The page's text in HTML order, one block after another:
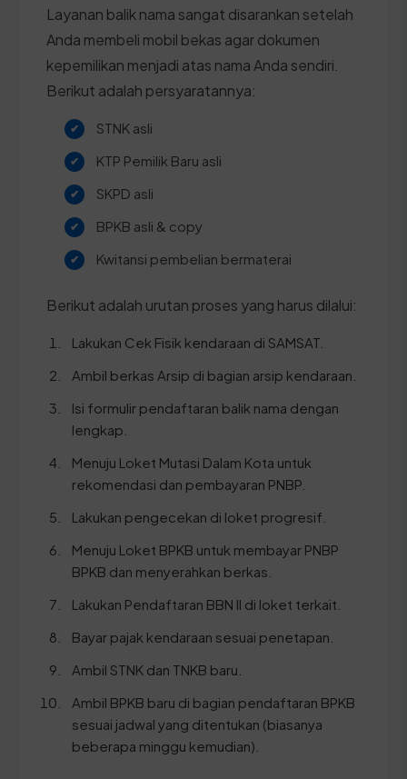
Layanan balik nama sangat disarankan setelah
Anda membeli mobil bekas agar dokumen
kepemilikan menjadi atas nama Anda sendiri.
Berikut adalah persyaratannya:
STNK asli
KTP Pemilik Baru asli
SKPD asli
BPKB asli & copy
Kwitansi pembelian bermaterai
Berikut adalah urutan proses yang harus dilalui:
Lakukan Cek Fisik kendaraan di SAMSAT.
Ambil berkas Arsip di bagian arsip kendaraan.
Isi formulir pendaftaran balik nama dengan
lengkap.
Menuju Loket Mutasi Dalam Kota untuk
rekomendasi dan pembayaran PNBP.
Lakukan pengecekan di loket progresif.
Menuju Loket BPKB untuk membayar PNBP
BPKB dan menyerahkan berkas.
Lakukan Pendaftaran BBN II di loket terkait.
Bayar pajak kendaraan sesuai penetapan.
Ambil STNK dan TNKB baru.
Ambil BPKB baru di bagian pendaftaran BPKB
sesuai jadwal yang ditentukan (biasanya
beberapa minggu kemudian).